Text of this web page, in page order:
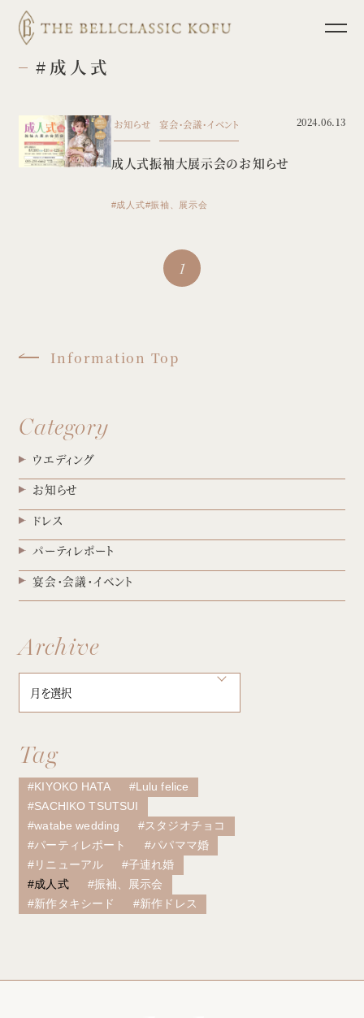
お気軽にお問い合わせください
ブライダルフェア
ベルクラシック甲府
山梨県甲府市丸の内1-1-17
Tel.055-254-1000
挙式
披露宴
パーティレポート
少人数ウェディング
フォトウェディング
宴会・会議
ご参列の皆さまへ
Category
ウエディング
お知らせ
ドレス
パーティレポート
宴会・会議・イベント
#成人式
お知らせ 宴会・会議・イベント 2024.06.13
成人式振袖大展示会のお知らせ
#成人式#振袖、展示会
1
Information Top
Archive
Tag
#KIYOKO HATA
#Lulu felice
#SACHIKO TSUTSUI
#watabe wedding
#スタジオチョコ
#パーティレポート
#パパママ婚
#リニューアル
#子連れ婚
#成人式
#振袖、展示会
#新作タキシード
#新作ドレス